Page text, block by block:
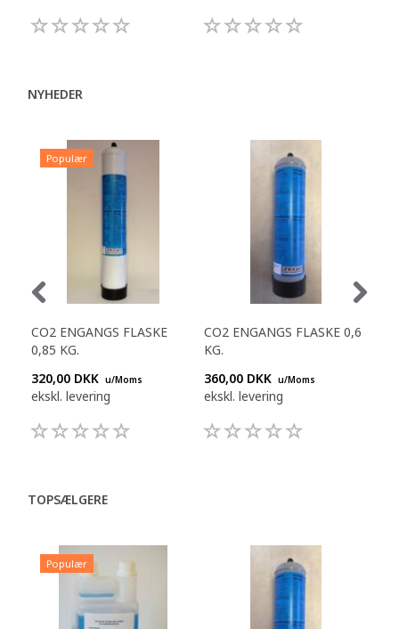
NYHEDER
Populær
CO2 ENGANGS FLASKE
0,85 KG.
320,00 DKK u/Moms
ekskl. levering
CO2 ENGANGS FLASKE 0,6
KG.
360,00 DKK u/Moms
ekskl. levering
TOPSÆLGERE
Populær